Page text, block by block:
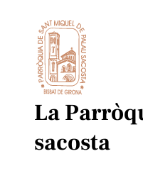
contingut
La
sacosta